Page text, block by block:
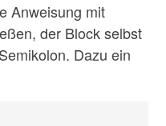
Anweisung mit
der Block selbst
Dazu ein